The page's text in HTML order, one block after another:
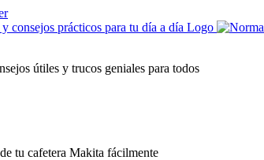
útiles y trucos geniales para todos
tu cafetera Makita fácilmente